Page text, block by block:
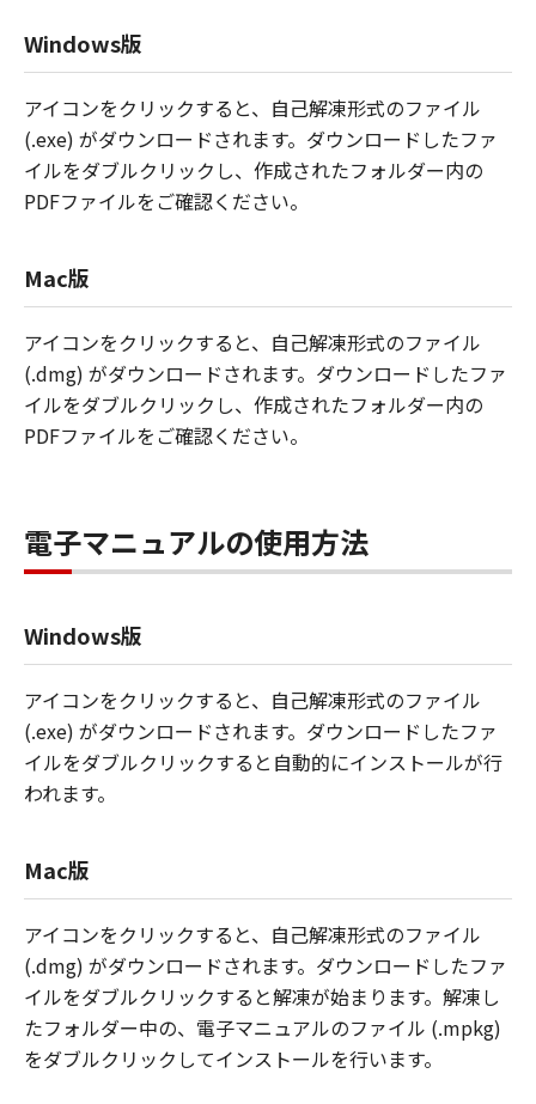
Windows版
アイコンをクリックすると、自己解凍形式のファイル
(.exe) がダウンロードされます。ダウンロードしたファ
イルをダブルクリックし、作成されたフォルダー内の
PDFファイルをご確認ください。
Mac版
アイコンをクリックすると、自己解凍形式のファイル
(.dmg) がダウンロードされます。ダウンロードしたファ
イルをダブルクリックし、作成されたフォルダー内の
PDFファイルをご確認ください。
電子マニュアルの使用方法
Windows版
アイコンをクリックすると、自己解凍形式のファイル
(.exe) がダウンロードされます。ダウンロードしたファ
イルをダブルクリックすると自動的にインストールが行
われます。
Mac版
アイコンをクリックすると、自己解凍形式のファイル
(.dmg) がダウンロードされます。ダウンロードしたファ
イルをダブルクリックすると解凍が始まります。解凍し
たフォルダー中の、電子マニュアルのファイル (.mpkg)
をダブルクリックしてインストールを行います。